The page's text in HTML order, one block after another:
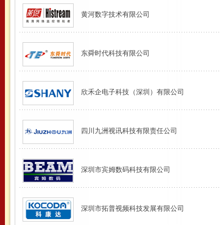
黄河数字技术有限公司
东舜时代科技有限公司
欣禾企电子科技（深圳）有限公司
四川九洲视讯科技有限责任公司
深圳市宾姆数码科技有限公司
深圳市拓普视频科技发展有限公司